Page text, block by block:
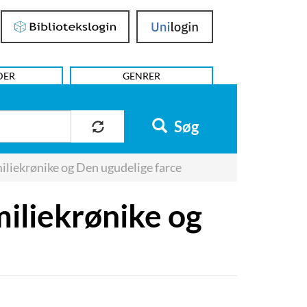
Bibliotekslogin UniLogin
GENRER
Søg
og Den ugudelige farce
og